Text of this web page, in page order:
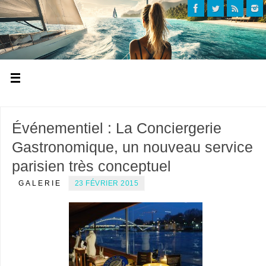
Événementiel : La Conciergerie
Gastronomique, un nouveau service
parisien très conceptuel
GALERIE 23 FÉVRIER 2015